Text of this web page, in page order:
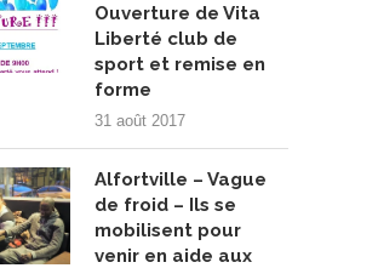
Ouverture de Vita
Liberté club de
sport et remise en
forme
31 août 2017
Alfortville – Vague
de froid – Ils se
mobilisent pour
venir en aide aux